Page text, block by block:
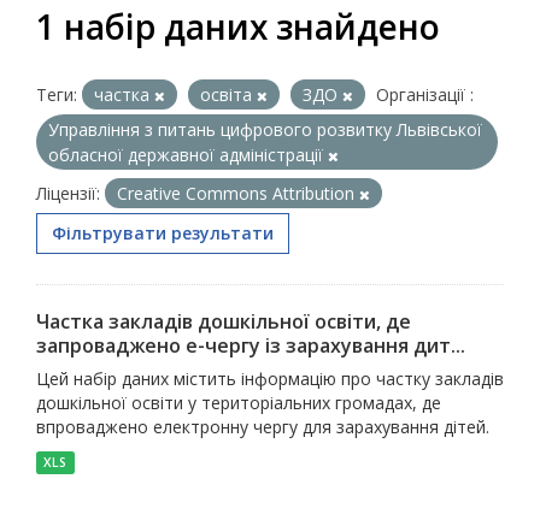
1 набір даних знайдено
Теги: частка освіта ЗДО
Організації :
Управління з питань цифрового розвитку Львівської
обласної державної адміністрації
Ліцензії:
Creative Commons Attribution
Фільтрувати результати
Частка закладів дошкільної освіти, де
запроваджено е-чергу із зарахування дит...
Цей набір даних містить інформацію про частку закладів
дошкільної освіти у територіальних громадах, де
впроваджено електронну чергу для зарахування дітей.
XLS